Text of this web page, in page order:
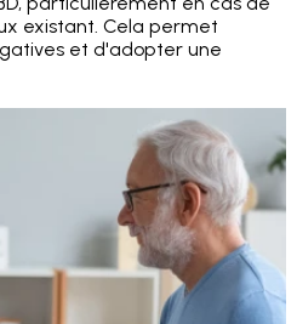
existant. Cela permet
et d'adopter une